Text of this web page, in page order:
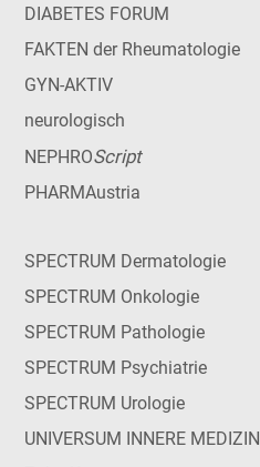
DIABETES FORUM
FAKTEN der Rheumatologie
GYN-AKTIV
neurologisch
NEPHROScript
PHARMAustria
SPECTRUM Dermatologie
SPECTRUM Onkologie
SPECTRUM Pathologie
SPECTRUM Psychiatrie
SPECTRUM Urologie
UNIVERSUM INNERE MEDIZIN